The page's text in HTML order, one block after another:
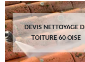
DEVIS NETTOYAGE
TOITURE 60 OISE